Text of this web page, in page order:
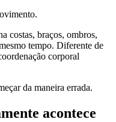
costas, braços, ombros,
tempo. Diferente de
corporal
da maneira errada.
acontece